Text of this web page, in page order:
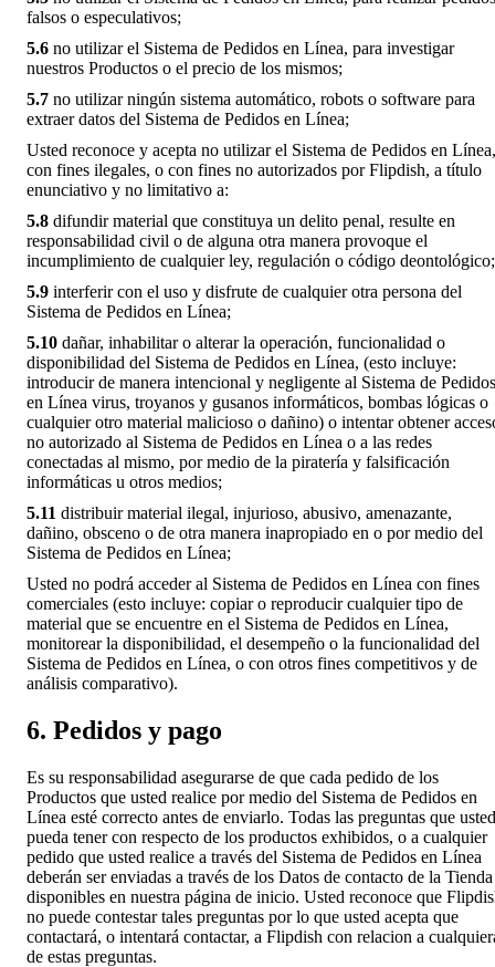
falsos o especulativos;
5.6 no utilizar el Sistema de Pedidos en Línea, para investigar
nuestros Productos o el precio de los mismos;
5.7 no utilizar ningún sistema automático, robots o software para
extraer datos del Sistema de Pedidos en Línea;
Usted reconoce y acepta no utilizar el Sistema de Pedidos en Línea,
con fines ilegales, o con fines no autorizados por Flipdish, a título
enunciativo y no limitativo a:
5.8 difundir material que constituya un delito penal, resulte en
responsabilidad civil o de alguna otra manera provoque el
incumplimiento de cualquier ley, regulación o código deontológico;
5.9 interferir con el uso y disfrute de cualquier otra persona del
Sistema de Pedidos en Línea;
5.10 dañar, inhabilitar o alterar la operación, funcionalidad o
disponibilidad del Sistema de Pedidos en Línea, (esto incluye:
introducir de manera intencional y negligente al Sistema de Pedidos
en Línea virus, troyanos y gusanos informáticos, bombas lógicas o
cualquier otro material malicioso o dañino) o intentar obtener
no autorizado al Sistema de Pedidos en Línea o a las redes
conectadas al mismo, por medio de la piratería y falsificación
informáticas u otros medios;
5.11 distribuir material ilegal, injurioso, abusivo, amenazante,
dañino, obsceno o de otra manera inapropiado en o por medio del
Sistema de Pedidos en Línea;
Usted no podrá acceder al Sistema de Pedidos en Línea con fines
comerciales (esto incluye: copiar o reproducir cualquier tipo de
material que se encuentre en el Sistema de Pedidos en Línea,
monitorear la disponibilidad, el desempeño o la funcionalidad del
Sistema de Pedidos en Línea, o con otros fines competitivos y de
análisis comparativo).
6. Pedidos y pago
Es su responsabilidad asegurarse de que cada pedido de los
Productos que usted realice por medio del Sistema de Pedidos en
Línea esté correcto antes de enviarlo. Todas las preguntas que usted
pueda tener con respecto de los productos exhibidos, o a cualquier
pedido que usted realice a través del Sistema de Pedidos en Línea
deberán ser enviadas a través de los Datos de contacto de la Tienda
disponibles en nuestra página de inicio. Usted reconoce que
no puede contestar tales preguntas por lo que usted acepta que
contactará, o intentará contactar, a Flipdish con relacion a
de estas preguntas.